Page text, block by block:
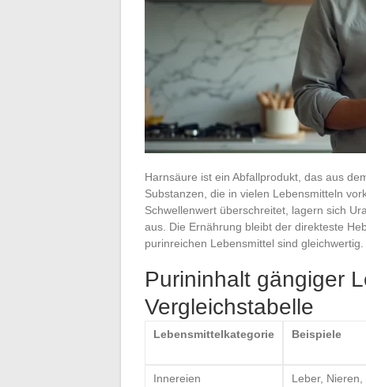
Harnsäure ist ein Abfallprodukt, das aus
Substanzen, die in vielen Lebensmitteln
Schwellenwert überschreitet, lagern sich
aus. Die Ernährung bleibt der direkteste
purinreichen Lebensmittel sind gleichwertig.
Purininhalt gängiger
Vergleichstabelle
Lebensmittelkategorie Beispiele
Innereien
Leber, Nieren,